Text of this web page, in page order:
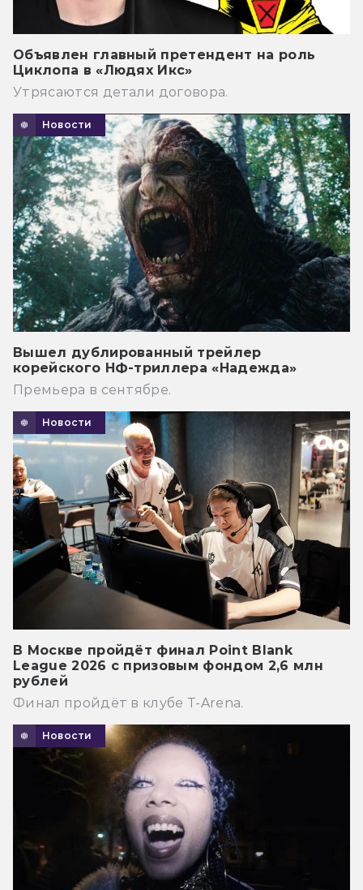
Объявлен главный претендент на роль
Циклопа в «Людях Икс»
Утрясаются детали договора.
Новости
Вышел дублированный трейлер
корейского НФ-триллера «Надежда»
Премьера в сентябре.
Новости
В Москве пройдёт финал Point Blank
League 2026 с призовым фондом 2,6 млн
рублей
Финал пройдёт в клубе T-Arena.
Новости